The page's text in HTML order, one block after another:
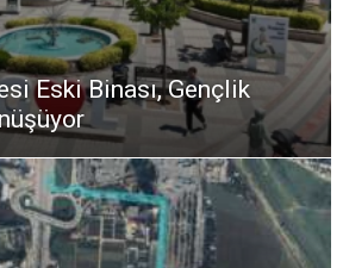
Eski Binası, Gençlik